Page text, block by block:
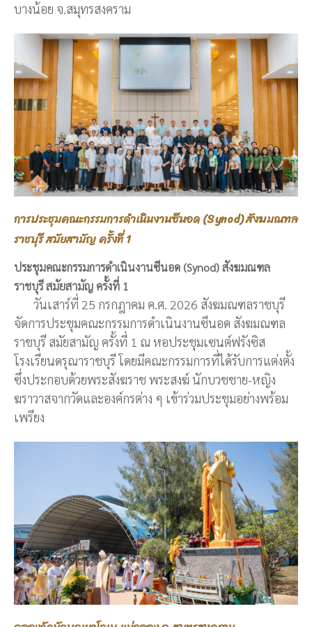
บางน้อย จ.สมุทรสงคราม
การประชุมคณะกรรมการดำเนินงานซีนอด (Synod) สังฆมณฑล
ราชบุรี สมัยสามัญ ครั้งที่ 1
ประชุมคณะกรรมการดำเนินงานซีนอด (Synod) สังฆมณฑล
ราชบุรี สมัยสามัญ ครั้งที่ 1
วันเสาร์ที่ 25 กรกฎาคม ค.ศ. 2026 สังฆมณฑลราชบุรี
จัดการประชุมคณะกรรมการดำเนินงานซีนอด สังฆมณฑล
ราชบุรี สมัยสามัญ ครั้งที่ 1 ณ หอประชุมเซนต์ฟรังซิส
โรงเรียนดรุณาราชบุรี โดยมีคณะกรรมการที่ได้รับการแต่งตั้ง
ซึ่งประกอบด้วยพระสังฆราช พระสงฆ์ นักบวชชาย-หญิง
ฆราวาสจากวัดและองค์กรต่าง ๆ เข้าร่วมประชุมอย่างพร้อม
เพรียง